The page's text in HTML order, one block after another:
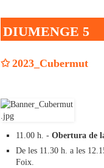
DIUMENGE 5
✩ 2023_Cubermut
11.00 h. - Obertura de
De les 11.30 h. a les
Foix.